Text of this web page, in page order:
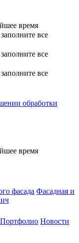
время
все
все
все
обработки
время
фасада Фасадная и
Портфолио Новости